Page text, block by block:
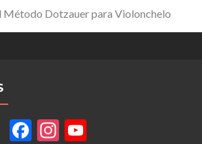
Método Dotzauer para Violonchelo
Facebook
Instagram